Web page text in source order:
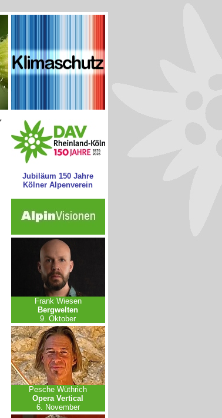
Jubiläum 150 Jahre
Kölner Alpenverein
Frank Wiesen
Bergwelten
9. Oktober
Pesche Wüthrich
Opera Vertical
6. November